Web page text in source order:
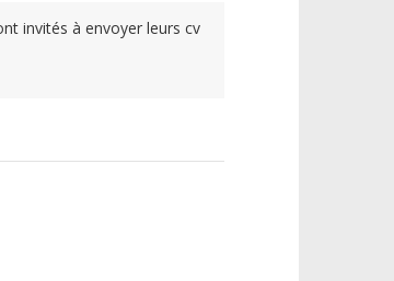
invités à envoyer leurs cv